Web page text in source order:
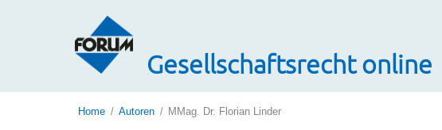
Gesellschaftsrecht online
Home Autoren MMag. Dr. Florian Linder